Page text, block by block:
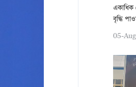
একাধিক
বৃদ্ধি
05-